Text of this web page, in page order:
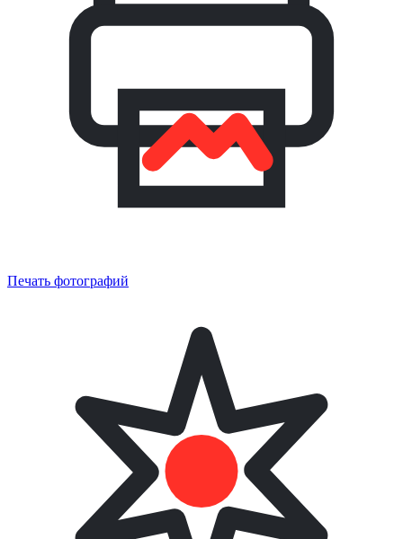
Печать фотографий